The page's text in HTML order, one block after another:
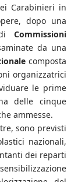
Carabinieri in
dopo una
Commissioni
da una
composta
organizzatrici
le prime
delle cinque
ammesse.
sono previsti
nazionali,
dei reparti